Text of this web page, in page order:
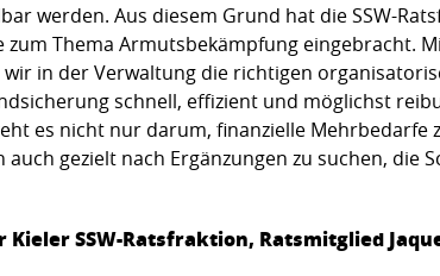
werden. Aus diesem Grund hat die SSW-
zum Thema Armutsbekämpfung eingebracht.
wir in der Verwaltung die richtigen
schnell, effizient und möglichst
es nicht nur darum, finanzielle
gezielt nach Ergänzungen zu suchen, die
SSW-Ratsfraktion, Ratsmitglied